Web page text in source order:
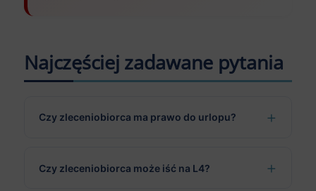
Najczęściej zadawane pytania
Czy zleceniobiorca ma prawo do urlopu?
Czy zleceniobiorca może iść na L4?